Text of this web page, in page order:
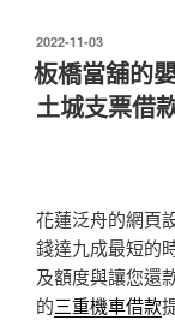
發
佈
於
2022-11-03
板橋當舖的
土城支票借
花蓮泛舟的網頁
錢達九成最短的
及額度與讓您還
的三重機車借款